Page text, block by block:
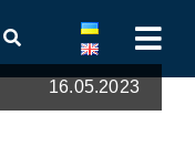
16.05.2023